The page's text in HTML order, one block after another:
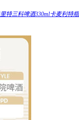
特三料啤酒330ml卡麦利特瓶